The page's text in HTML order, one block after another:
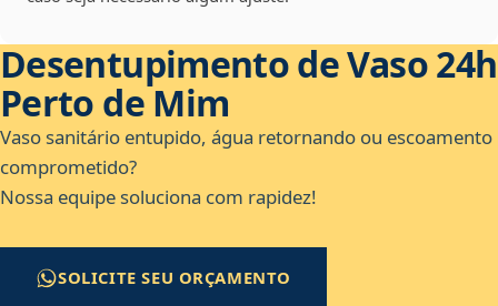
Desentupimento de Vaso 24h
Perto de Mim
Vaso sanitário entupido, água retornando ou escoamento
comprometido?
Nossa equipe soluciona com rapidez!
SOLICITE SEU ORÇAMENTO